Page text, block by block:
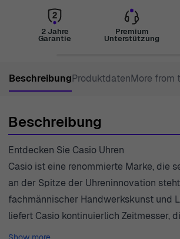
2 Jahre
Garantie
Premium
Unterstützung
BeschreibungProduktdatenMore from
Beschreibung
Entdecken Sie Casio Uhren
Casio ist eine renommierte Marke, die
an der Spitze der Uhreninnovation
fachmännischer Handwerkskunst und
liefert Casio kontinuierlich Zeitmesser,
unterschiedlichen Lebensstilen von